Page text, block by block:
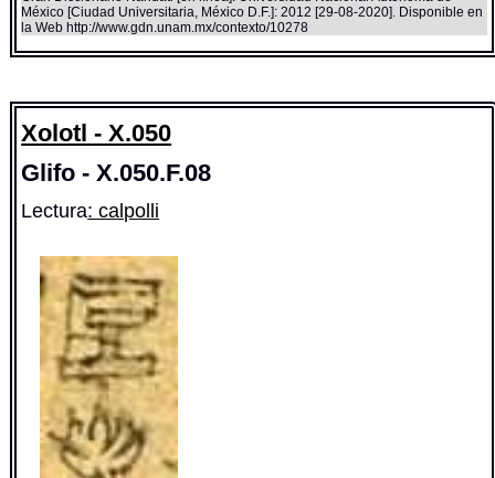
México [Ciudad Universitaria, México D.F.]: 2012 [29-08-2020]. Disponible en
la Web http://www.gdn.unam.mx/contexto/10278
Xolotl - X.050
Glifo - X.050.F.08
Lectura: calpolli